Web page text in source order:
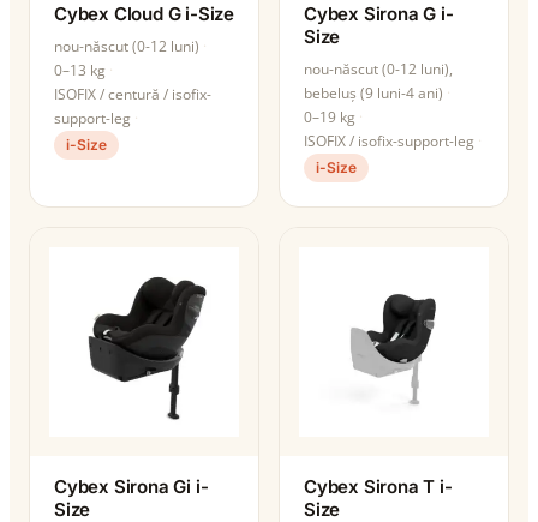
Cybex Cloud G i-Size
nou-născut (0-12 luni)
0–13 kg
ISOFIX / centură / isofix-
support-leg
i-Size
Cybex Sirona G i-
Size
nou-născut (0-12 luni),
bebeluș (9 luni-4 ani)
0–19 kg
ISOFIX / isofix-support-leg
i-Size
Cybex Sirona Gi i-
Size
Cybex Sirona T i-
Size